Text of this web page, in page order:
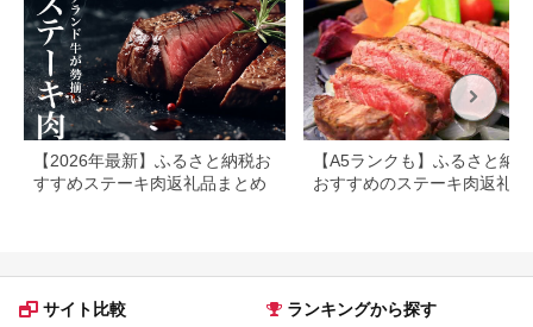
【2026年最新】ふるさと納税お
すすめステーキ肉返礼品まとめ
【A5ランクも】ふるさと納
おすすめのステーキ肉返礼品
サイト比較 ランキングから探す